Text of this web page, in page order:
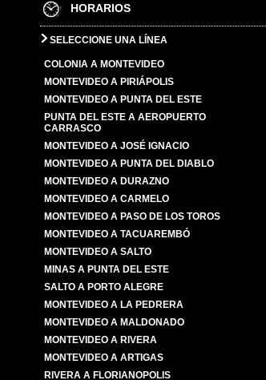
HORARIOS
SELECCIONE UNA LÍNEA
COLONIA A MONTEVIDEO
MONTEVIDEO A PIRIÁPOLIS
MONTEVIDEO A PUNTA DEL ESTE
PUNTA DEL ESTE A AEROPUERTO
CARRASCO
MONTEVIDEO A JOSÉ IGNACIO
MONTEVIDEO A PUNTA DEL DIABLO
MONTEVIDEO A DURAZNO
MONTEVIDEO A CARMELO
MONTEVIDEO A PASO DE LOS TOROS
MONTEVIDEO A TACUAREMBÓ
MONTEVIDEO A SALTO
MINAS A PUNTA DEL ESTE
SALTO A PORTO ALEGRE
MONTEVIDEO A LA PEDRERA
MONTEVIDEO A MALDONADO
MONTEVIDEO A RIVERA
MONTEVIDEO A ARTIGAS
RIVERA A FLORIANOPOLIS